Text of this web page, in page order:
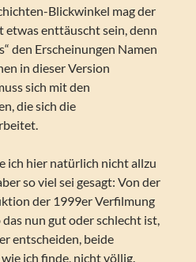
Blickwinkel mag der
enttäuscht sein, denn
den Erscheinungen Namen
in dieser Version
sich mit den
die sich die
ich hier natürlich nicht allzu
so viel sei gesagt: Von der
der 1999er Verfilmung
nun gut oder schlecht ist,
entscheiden, beide
ich finde, nicht völlig.